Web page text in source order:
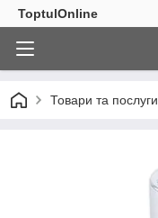
ToptulOnline
Товари та послуги